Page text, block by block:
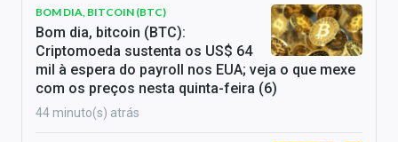
BOM DIA, BITCOIN (BTC)
Bom dia, bitcoin (BTC):
Criptomoeda sustenta os US$ 64
mil à espera do payroll nos EUA; veja o que mexe
com os preços nesta quinta-feira (6)
44 minuto(s) atrás